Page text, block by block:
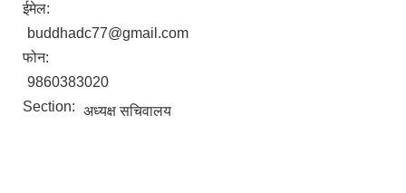
ईमेल:
buddhadc77@gmail.com
फोन:
9860383020
Section: अध्यक्ष सचिवालय